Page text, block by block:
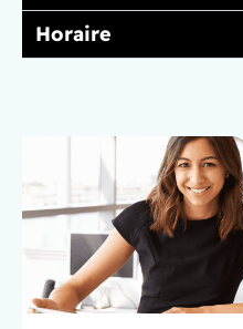
Horaire